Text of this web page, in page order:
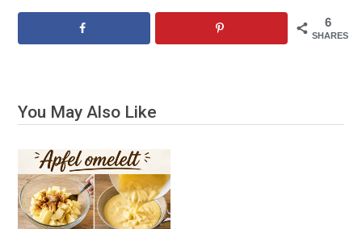
6
SHARES
You May Also Like